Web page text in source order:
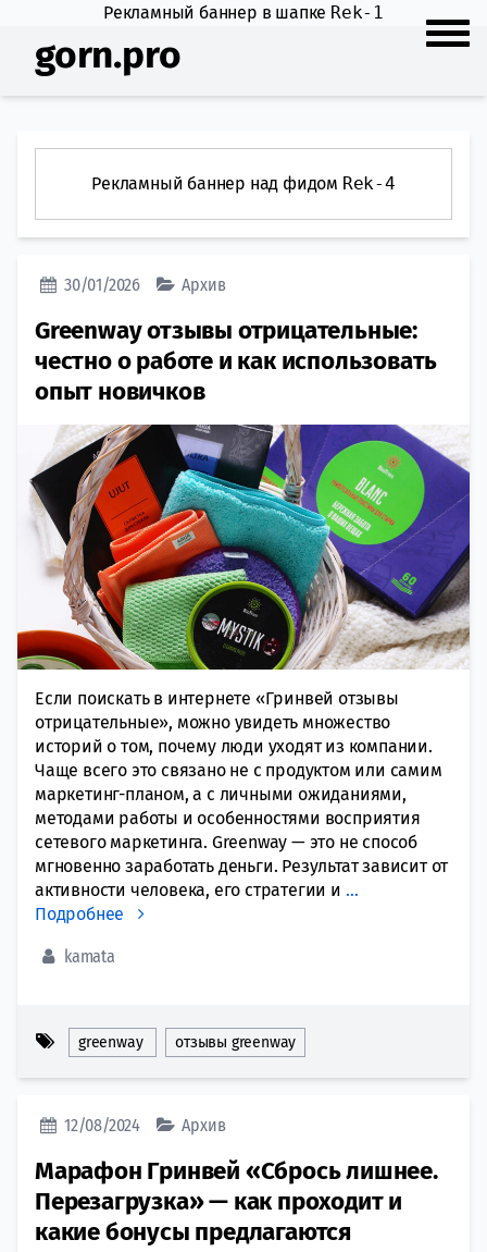
Рекламный баннер в шапке Rek-1
gorn.pro
Рекламный баннер над фидом Rek-4
30/01/2026 Архив
Greenway отзывы отрицательные:
честно о работе и как использовать
опыт новичков
Если поискать в интернете «Гринвей отзывы
отрицательные», можно увидеть множество
историй о том, почему люди уходят из компании.
Чаще всего это связано не с продуктом или самим
маркетинг-планом, а с личными ожиданиями,
методами работы и особенностями восприятия
сетевого маркетинга. Greenway — это не способ
мгновенно заработать деньги. Результат зависит от
активности человека, его стратегии и …
Подробнее
kamata
greenway отзывы greenway
12/08/2024 Архив
Марафон Гринвей «Сбрось лишнее.
Перезагрузка» — как проходит и
какие бонусы предлагаются